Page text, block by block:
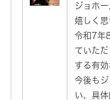
ジョホ
嬉しく思
令和7年
ていた
する有
今後も
い、具